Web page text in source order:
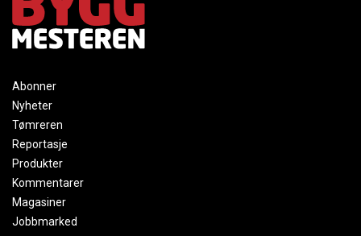
Abonner
Nyheter
Tømreren
Reportasje
Produkter
Kommentarer
Magasiner
Jobbmarked